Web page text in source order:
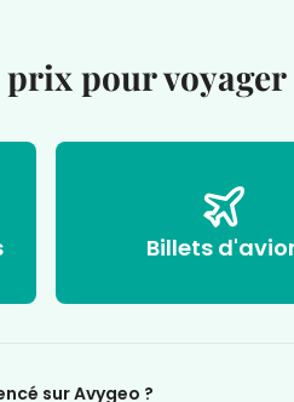
pour
Billets
sur Avygeo ?